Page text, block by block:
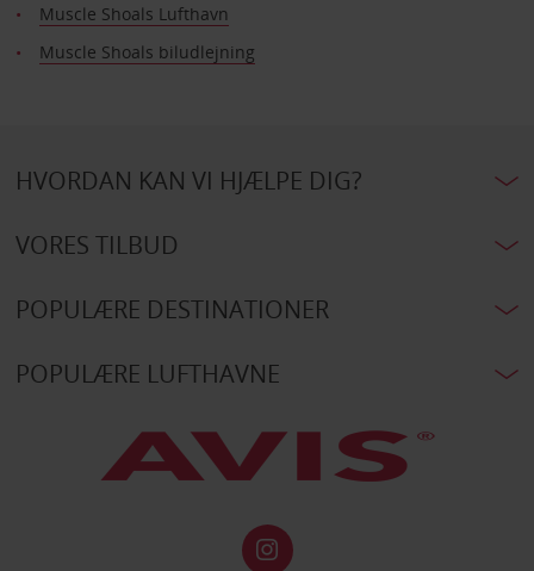
Muscle Shoals Lufthavn
Muscle Shoals biludlejning
HVORDAN KAN VI HJÆLPE DIG?
VORES TILBUD
POPULÆRE DESTINATIONER
POPULÆRE LUFTHAVNE